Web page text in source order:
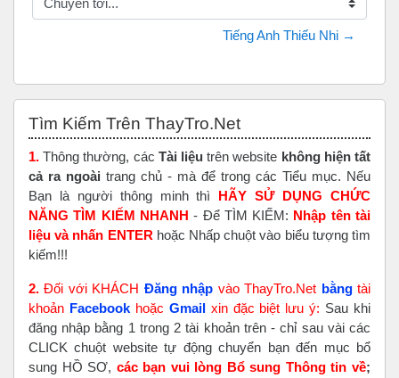
Chuyển tới...
Tiếng Anh Thiếu Nhi →
Tìm Kiếm Trên ThayTro.Net
1. Thông thường, các Tài liệu trên website không hiện tất
cả ra ngoài trang chủ - mà để trong các Tiểu mục. Nếu
Bạn là người thông minh thì HÃY SỬ DỤNG CHỨC
NĂNG TÌM KIẾM NHANH - Để TÌM KIẾM: Nhập tên tài
liệu và nhấn ENTER hoặc Nhấp chuột vào biểu tượng tìm
kiếm!!!
2. Đối với KHÁCH Đăng nhập vào ThayTro.Net bằngtài
khoản Facebook hoặc Gmailxin đặc biệt lưu ý: Sau khi
đăng nhập bằng 1 trong 2 tài khoản trên - chỉ sau vài các
CLICK chuột website tự động chuyển bạn đến mục bổ
sung HỒ SƠ, các bạn vui lòng Bổ sung Thông tin về;